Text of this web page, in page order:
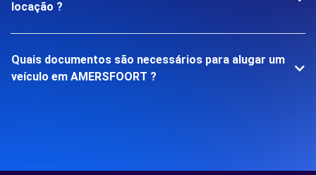
locação ?
Quais documentos são necessários para alugar um
veículo em AMERSFOORT ?